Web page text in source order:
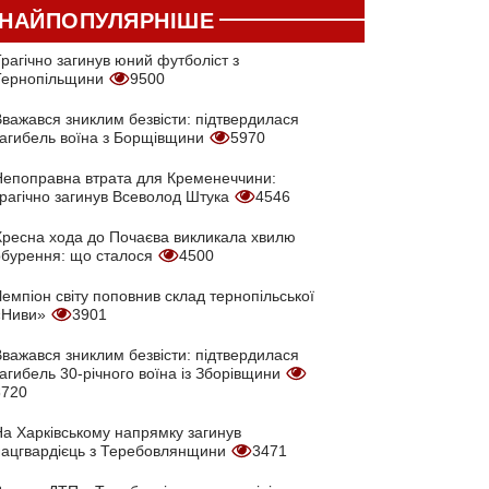
НАЙПОПУЛЯРНІШЕ
загинув юний футболіст з
9500
зниклим безвісти: підтвердилася
воїна з Борщівщини
5970
втрата для Кременеччини:
загинув Всеволод Штука
4546
хода до Почаєва викликала хвилю
що сталося
4500
світу поповнив склад тернопільської
3901
зниклим безвісти: підтвердилася
30-річного воїна із Зборівщини
Харківському напрямку загинув
з Теребовлянщини
3471